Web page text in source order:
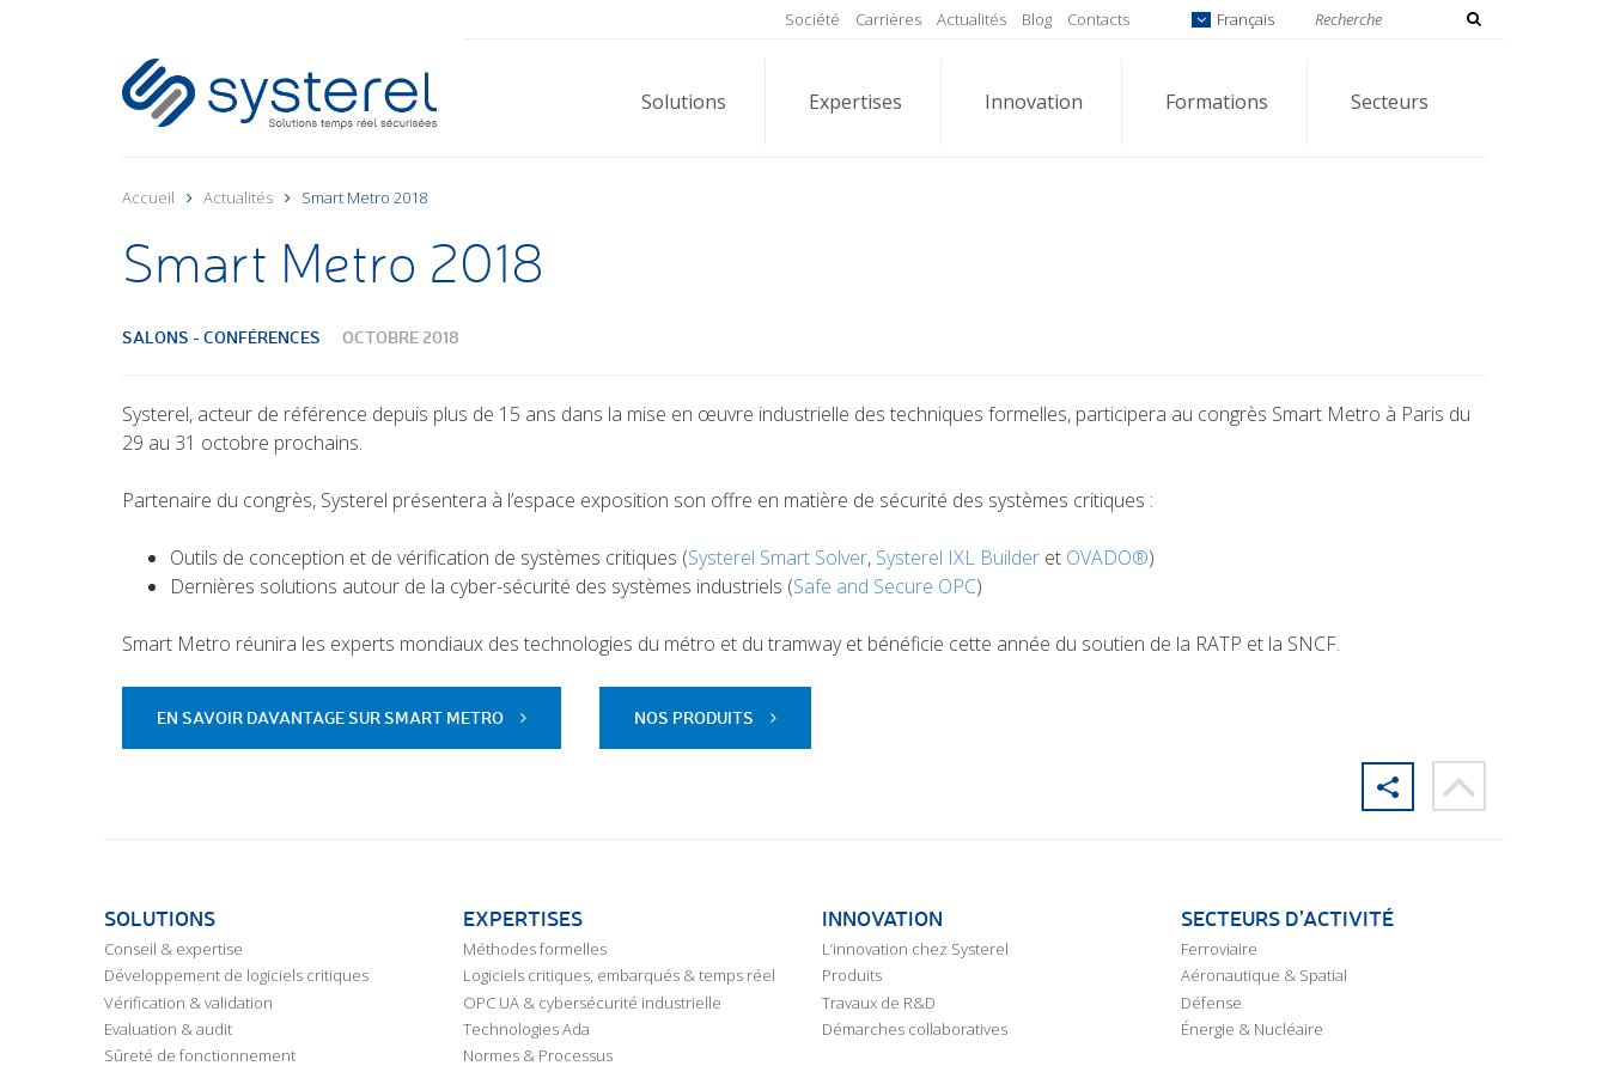
Société Carrières Actualités Blog Contacts Français
Solutions Expertises Innovation Formations Secteurs
Accueil Actualités Smart Metro 2018
Smart Metro 2018
SALONS - CONFÉRENCES OCTOBRE 2018
Systerel, acteur de référence depuis plus de 15 ans dans la mise en œuvre industrielle des techniques formelles, participera au congrès Smart Metro à Paris du
29 au 31 octobre prochains.
Partenaire du congrès, Systerel présentera à l’espace exposition son offre en matière de sécurité des systèmes critiques :
Outils de conception et de vérification de systèmes critiques (Systerel Smart Solver, Systerel IXL Builder et OVADO®)
Dernières solutions autour de la cyber-sécurité des systèmes industriels (Safe and Secure OPC)
Smart Metro réunira les experts mondiaux des technologies du métro et du tramway et bénéficie cette année du soutien de la RATP et la SNCF.
EN SAVOIR DAVANTAGE SUR SMART METRO NOS PRODUITS
SOLUTIONS
Conseil & expertise
Développement de logiciels critiques
Vérification & validation
Evaluation & audit
Sûreté de fonctionnement
EXPERTISES
Méthodes formelles
Logiciels critiques, embarqués & temps réel
OPC UA & cybersécurité industrielle
Technologies Ada
Normes & Processus
INNOVATION
L’innovation chez Systerel
Produits
Travaux de R&D
Démarches collaboratives
SECTEURS D’ACTIVITÉ
Ferroviaire
Aéronautique & Spatial
Défense
Énergie & Nucléaire